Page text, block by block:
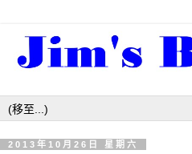
2013年10月26日 星期六